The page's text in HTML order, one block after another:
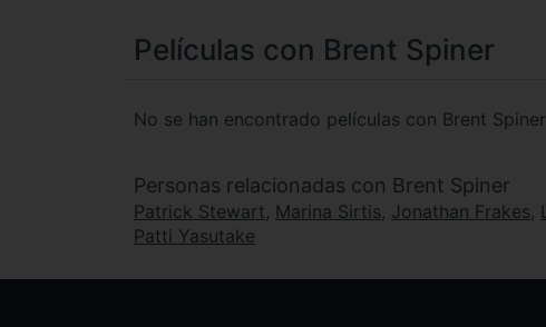
Películas con Brent Spiner
No se han encontrado películas con Brent Spiner
Personas relacionadas con Brent Spiner
Patrick Stewart, Marina Sirtis, Jonathan Frakes,
Patti Yasutake